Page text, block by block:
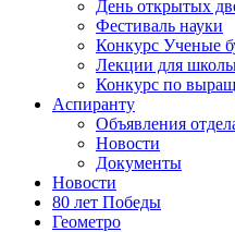
День открытых
Фестиваль науки
Конкурс Ученые
Лекции для
Конкурс по
Аспиранту
Объявления
Новости
Документы
Новости
80 лет Победы
Геометро